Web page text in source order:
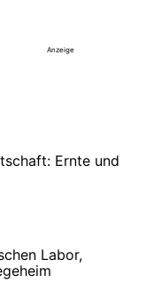
Anzeige
Ernte und
Labor,